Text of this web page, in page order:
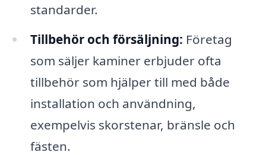
standarder.
Tillbehör och försäljning: Företag
som säljer kaminer erbjuder ofta
tillbehör som hjälper till med både
installation och användning,
exempelvis skorstenar, bränsle och
fästen.